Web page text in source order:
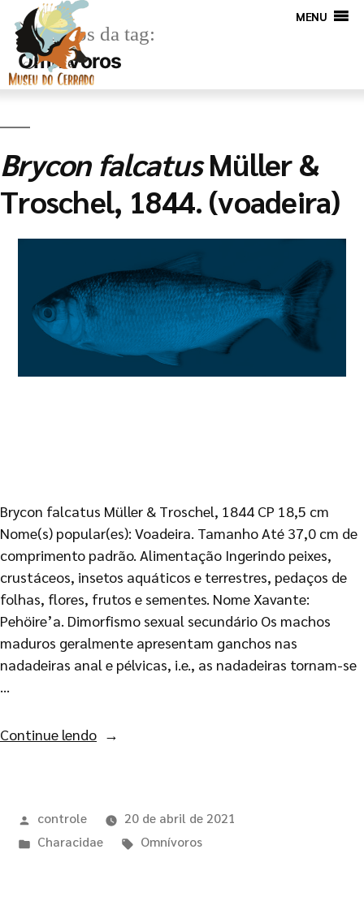
MENU
Arquivos da tag:
Omnívoros
Brycon falcatusMüller &
Troschel, 1844. (voadeira)
Brycon falcatus Müller & Troschel, 1844 CP 18,5 cm
Nome(s) popular(es): Voadeira. Tamanho Até 37,0 cm de
comprimento padrão. Alimentação Ingerindo peixes,
crustáceos, insetos aquáticos e terrestres, pedaços de
folhas, flores, frutos e sementes. Nome Xavante:
Pehöire’a. Dimorfismo sexual secundário Os machos
maduros geralmente apresentam ganchos nas
nadadeiras anal e pélvicas, i.e., as nadadeiras tornam-se
…
Continue lendo
controle
20 de abril de 2021
Characidae
Omnívoros